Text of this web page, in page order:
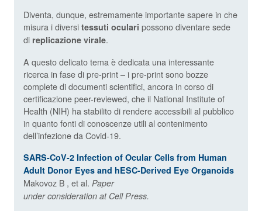
Diventa, dunque, estremamente importante sapere in che
misura i diversi tessuti oculari possono diventare sede
di replicazione virale.
A questo delicato tema è dedicata una interessante
ricerca in fase di pre-print – i pre-print sono bozze
complete di documenti scientifici, ancora in corso di
certificazione peer-reviewed, che il National Institute of
Health (NIH) ha stabilito di rendere accessibili al pubblico
in quanto fonti di conoscenze utili al contenimento
dell’infezione da Covid-19.
SARS-CoV-2 Infection of Ocular Cells from Human
Adult Donor Eyes and hESC-Derived Eye Organoids
Makovoz B , et al. Paper
under consideration at Cell Press.